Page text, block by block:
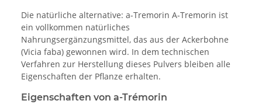
Die natürliche alternative: a-Tremorin A-Tremorin ist
ein vollkommen natürliches
Nahrungsergänzungsmittel, das aus der Ackerbohne
(Vicia faba) gewonnen wird. In dem technischen
Verfahren zur Herstellung dieses Pulvers bleiben alle
Eigenschaften der Pflanze erhalten.
Eigenschaften von a-Trémorin